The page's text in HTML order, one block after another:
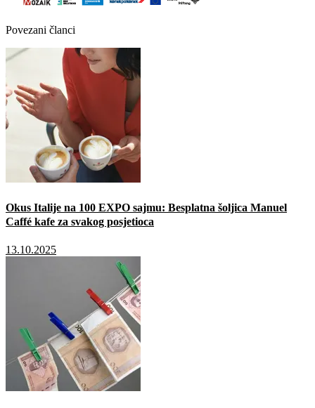
Povezani članci
Okus Italije na 100 EXPO sajmu: Besplatna šoljica Manuel
Caffé kafe za svakog posjetioca
13.10.2025